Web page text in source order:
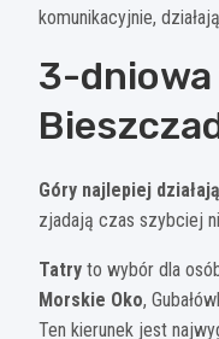
komunikacyjnie,
3-dniowa
Góry najlepiej
zjadają czas szybciej
Tatry to wybór dla
Morskie Oko,
Ten kierunek jest